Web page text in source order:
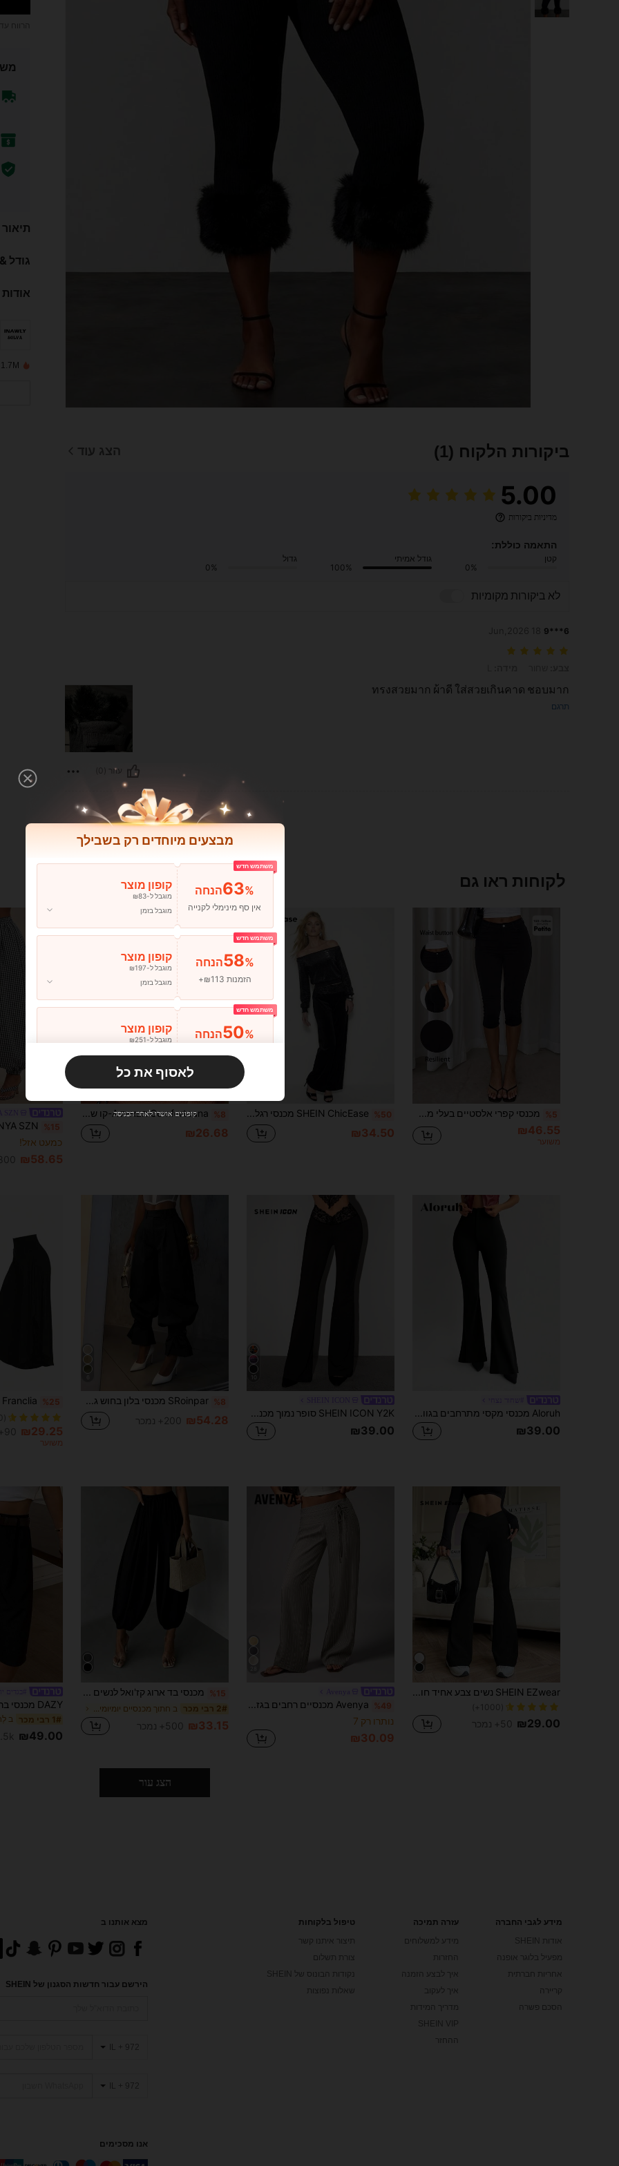
ביקורות הלקוח (1) הצג עוד
5.00
מדיניות ביקורות
התאמה כוללת:
קטן
0%
גודל אמיתי
100%
גדול
0%
לא ביקורות מקומיות
6***9
ทรงสวยมาก ผ้าดี ใส่สวยเกินคาด ชอบมาก
תרגם
עוזר (0)
תיאור
גודל
1.7M נמכרו לאחרונה
לקוחות ראו גם
%5 מכנסי קפרי אלסטיים בעלי מתיחה גבוהה וגזרה צמודה לנשים, מכנסיים ארוכים שחורים רב-שימושיים לנסיעות, מכנסי Y2K שבעה-רבע, מכנסיים קצרים, מכנסיים רב-שימושיים במידה גדולה לנשים בצבע אחיד עם כיס לאביב וקיץ, מכנסי ג'ינס שבעה-רבע צמודים לנשים בצבע אחיד עם כיס וכפתור
₪46.55
משוער
%50 SHEIN ChicEase מכנסי רגל רחבים בצבע טלאים קז'ואל לנשים, רב-תכליתיים ללבוש יומיומי
₪34.50
21
%8 Comfortcana חצאית A-קו שחורה עם הדפס נקודות לנשים
₪26.68
%15
כמעט אזל!
₪58.65
800+
Aloruh מכנסי מקסי מתרחבים בגוון בורגונדי גבוה לנשים, סתיו/חורף מכנסיים שחורים חדשים
₪39.00
SHEIN ICON Y2K סופר נמוך מכנסיים סקסיים מתלקחים עם מותניים ניגודיות
₪39.00
%8 SRoinpar מכנסי בלון בחוש גבוה לנשים, מכנסיים רחבים באורך קרסול עם קפלים אלגנטיים ושוליים מקרישים, מחטבים, אופנת אביב/קיץ שחור, יוקרה שקטה
₪54.28 200+ נמכר
%25
(1000+)
₪29.25 90+ נמכר
משוער
SHEIN EZwear נשים צבע אחיד חופף בצורת V מכנסיים מתרחבים גבוהים
(1000+)
₪29.00 50+ נמכר
%49
Avenya מכנסיים רחבים בגזרה נמוכה עם פסים באורך הרצפה וקשירה כפולה במותן
נותרו רק 7
₪30.09
%15 מכנסי בד ארוג קז'ואל לנשים עם כיסים, נוחים לנסיעות וללבוש יומיומי, מתאים לקיץ, אביב וסתיו שחור
2# רבי מכר
₪33.15 500+ נמכר
1# רבי מכר ב
₪49.00 1.5k+ נמכר
הצג עור
מידע לגבי החברה
אודות SHEIN
מפעיל בלוגר אופנה
אחריות חברתית
קריירה
הסכם פשרה
עזרה תמיכה
מידע למשלוחים
החזרות
איך לבצע הזמנה
איך לעקוב
מדריך המידות
SHEIN VIP
ההחזר
טיפול בלקוחות
תיצור איתנו קשר
צורת תשלום
נקודות הבונוס של SHEIN
שאלות נפוצות
מצא אותנו ב
הירשם עבור חדשות הסגנון של SHEIN
IL + 972
IL + 972
אנו מסכימים
מבצעים מיוחדים רק בשבילך
משתמש חדש
63%הנחה
אין סף מינימלי לקנייה
קופון מוצר
מוגבל ל-₪83
מוגבל בזמן
משתמש חדש
58%הנחה
הזמנות ₪113+
קופון מוצר
מוגבל ל-₪197
מוגבל בזמן
משתמש חדש
50%הנחה קופון מוצר
מוגבל ל-₪251
מוגבל בזמן
משתמש חדש
33 קופון מוצר
מוגבל ל-₪270
הזמנות ₪745+
מוגבל בזמן
לאסוף את כל
קופונים אושרו לאחר הכניסה